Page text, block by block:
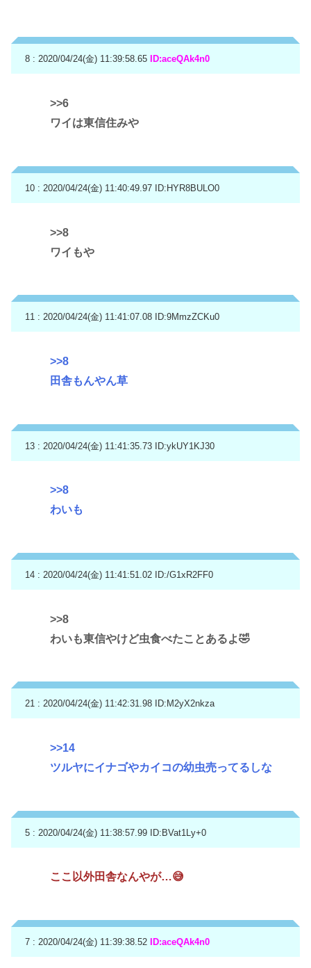
8 : 2020/04/24(金) 11:39:58.65 ID:aceQAk4n0
>>6
ワイは東信住みや
10 : 2020/04/24(金) 11:40:49.97 ID:HYR8BULO0
>>8
ワイもや
11 : 2020/04/24(金) 11:41:07.08 ID:9MmzZCKu0
>>8
田舎もんやん草
13 : 2020/04/24(金) 11:41:35.73 ID:ykUY1KJ30
>>8
わいも
14 : 2020/04/24(金) 11:41:51.02 ID:/G1xR2FF0
>>8
わいも東信やけど虫食べたことあるよ🤣
21 : 2020/04/24(金) 11:42:31.98 ID:M2yX2nkza
>>14
ツルヤにイナゴやカイコの幼虫売ってるしな
5 : 2020/04/24(金) 11:38:57.99 ID:BVat1Ly+0
ここ以外田舎なんやが…😅
7 : 2020/04/24(金) 11:39:38.52 ID:aceQAk4n0